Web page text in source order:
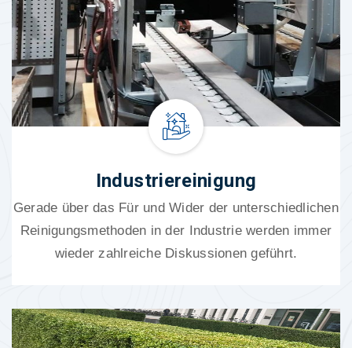
Industriereinigung
Gerade über das Für und Wider der unterschiedlichen
Reinigungsmethoden in der Industrie werden immer
wieder zahlreiche Diskussionen geführt.